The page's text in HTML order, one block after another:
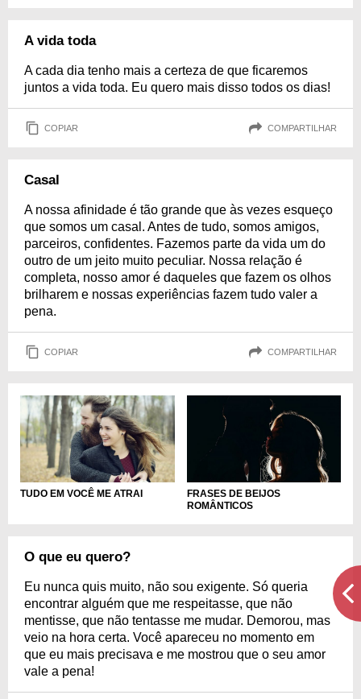
A vida toda
A cada dia tenho mais a certeza de que ficaremos
juntos a vida toda. Eu quero mais disso todos os dias!
COPIAR COMPARTILHAR
Casal
A nossa afinidade é tão grande que às vezes esqueço
que somos um casal. Antes de tudo, somos amigos,
parceiros, confidentes. Fazemos parte da vida um do
outro de um jeito muito peculiar. Nossa relação é
completa, nosso amor é daqueles que fazem os olhos
brilharem e nossas experiências fazem tudo valer a
pena.
COPIAR COMPARTILHAR
TUDO EM VOCÊ ME ATRAI
FRASES DE BEIJOS
ROMÂNTICOS
O que eu quero?
Eu nunca quis muito, não sou exigente. Só queria
encontrar alguém que me respeitasse, que não
mentisse, que não tentasse me mudar. Demorou, mas
veio na hora certa. Você apareceu no momento em
que eu mais precisava e me mostrou que o seu amor
vale a pena!